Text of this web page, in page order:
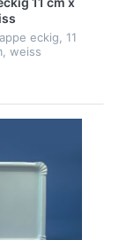
eckig, 11
weiss